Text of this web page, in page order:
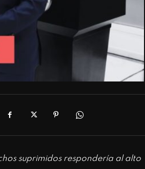
suprimidos respondería al alto